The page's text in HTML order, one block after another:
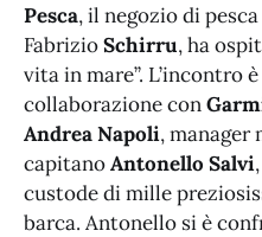
Pesca, il negozio di
FabrizioSchirru, ha
vita in mare”. L’incontro
collaborazione con
Andrea Napoli, manager
capitanoAntonello Salvi
custode di mille
barca. Antonello si è